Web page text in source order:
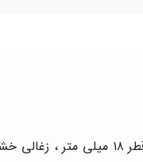
زغال آبرنگی